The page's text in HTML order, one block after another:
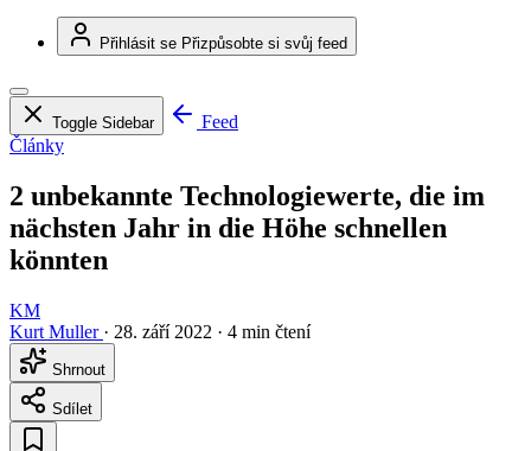
Přihlásit se Přizpůsobte si svůj feed
Toggle Sidebar
Feed
Články
2 unbekannte Technologiewerte, die im
nächsten Jahr in die Höhe schnellen
könnten
KM
Kurt Muller · 28. září 2022 · 4 min čtení
Shrnout
Sdílet